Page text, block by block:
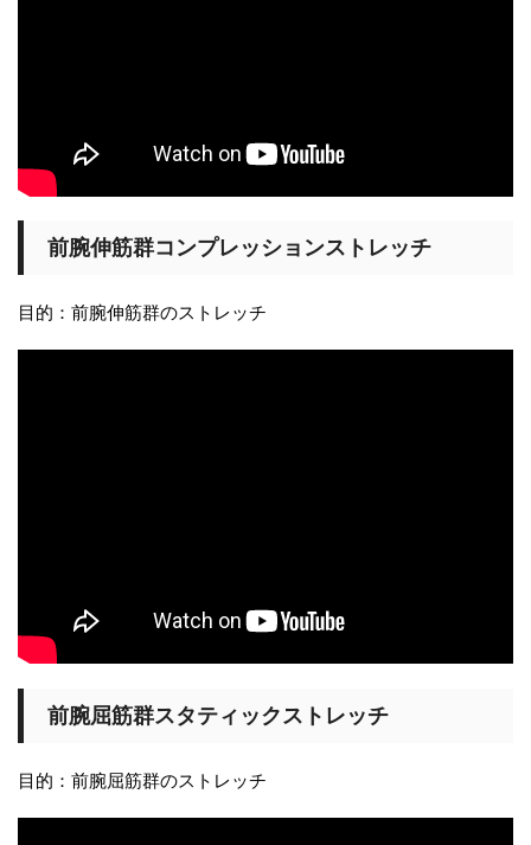
前腕伸筋群コンプレッションストレッチ
目的：前腕伸筋群のストレッチ
前腕屈筋群スタティックストレッチ
目的：前腕屈筋群のストレッチ